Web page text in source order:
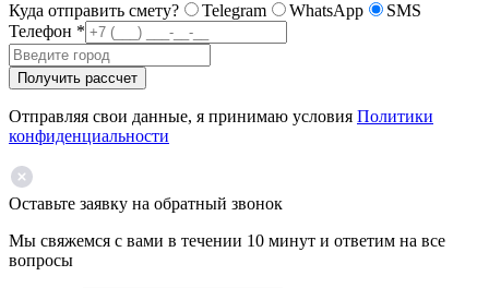
Куда отправить смету?
Telegram WhatsApp
SMS
Телефон *
Получить рассчет
Отправляя свои данные, я принимаю условия Политики
конфиденциальности
Оставьте заявку на обратный звонок
Мы свяжемся с вами в течении 10 минут и ответим на все
вопросы